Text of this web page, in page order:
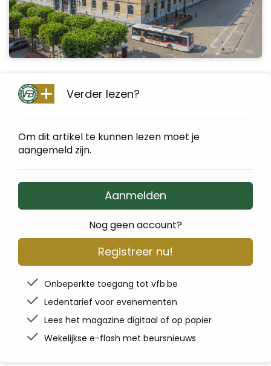
Verder lezen?
Om dit artikel te kunnen lezen moet je
aangemeld zijn.
Aanmelden
Nog geen account?
Registreer nu!
Onbeperkte toegang tot vfb.be
Ledentarief voor evenementen
Lees het magazine digitaal of op papier
Wekelijkse e-flash met beursnieuws